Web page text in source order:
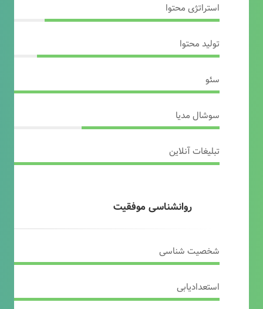
استراتژی محتوا
تولید محتوا
سئو
سوشال مدیا
تبلیغات آنلاین
روانشناسی موفقیت
شخصیت شناسی
استعدادیابی